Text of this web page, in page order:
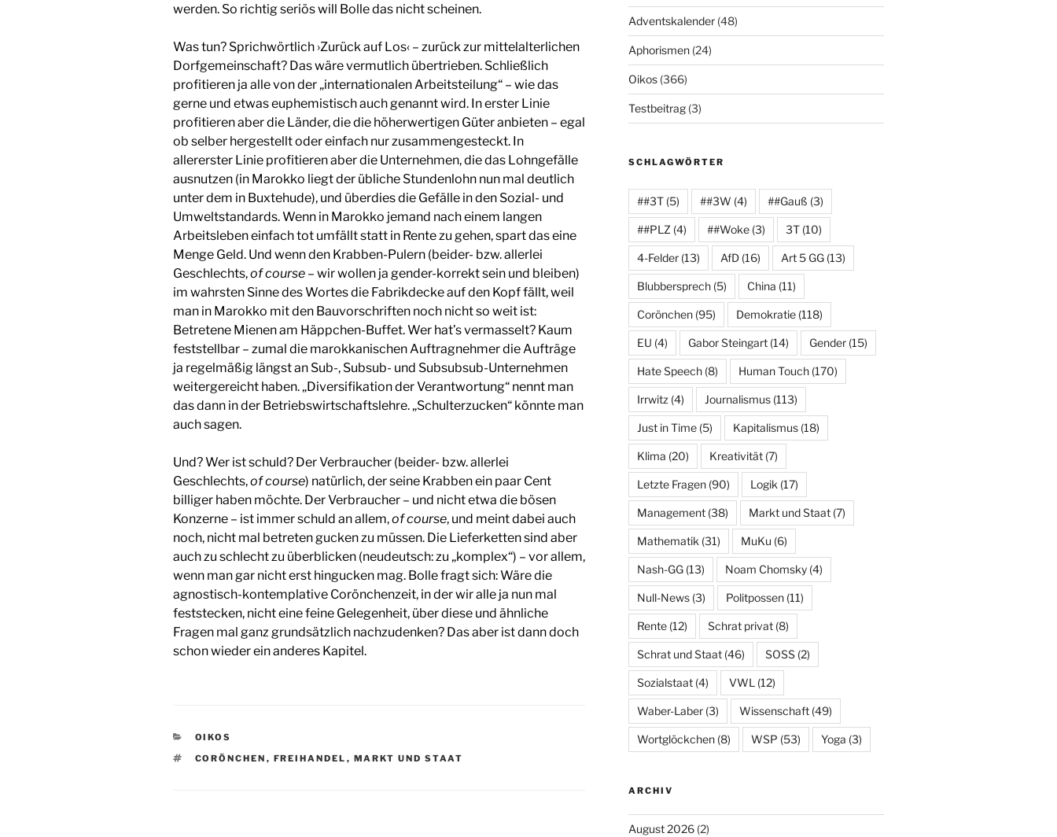
werden. So richtig seriös will Bolle das nicht scheinen.
Was tun? Sprichwörtlich ›Zurück auf Los‹ – zurück zur mittelalterlichen
Dorfgemeinschaft? Das wäre vermutlich übertrieben. Schließlich
profitieren ja alle von der „internationalen Arbeitsteilung“ – wie das
gerne und etwas euphemistisch auch genannt wird. In erster Linie
profitieren aber die Länder, die die höherwertigen Güter anbieten – egal
ob selber hergestellt oder einfach nur zusammengesteckt. In
allererster Linie profitieren aber die Unternehmen, die das Lohngefälle
ausnutzen (in Marokko liegt der übliche Stundenlohn nun mal deutlich
unter dem in Buxtehude), und überdies die Gefälle in den Sozial- und
Umweltstandards. Wenn in Marokko jemand nach einem langen
Arbeitsleben einfach tot umfällt statt in Rente zu gehen, spart das eine
Menge Geld. Und wenn den Krabben-Pulern (beider- bzw. allerlei
Geschlechts,of course – wir wollen ja gender-korrekt sein und bleiben)
im wahrsten Sinne des Wortes die Fabrikdecke auf den Kopf fällt, weil
man in Marokko mit den Bauvorschriften noch nicht so weit ist:
Betretene Mienen am Häppchen-Buffet. Wer hat’s vermasselt? Kaum
feststellbar – zumal die marokkanischen Auftragnehmer die Aufträge
ja regelmäßig längst an Sub-, Subsub- und Subsubsub-Unternehmen
weitergereicht haben. „Diversifikation der Verantwortung“ nennt man
das dann in der Betriebswirtschaftslehre. „Schulterzucken“ könnte man
auch sagen.
Und? Wer ist schuld? Der Verbraucher (beider- bzw. allerlei
Geschlechts,of course) natürlich, der seine Krabben ein paar Cent
billiger haben möchte. Der Verbraucher – und nicht etwa die bösen
Konzerne – ist immer schuld an allem,of course, und meint dabei auch
noch, nicht mal betreten gucken zu müssen. Die Lieferketten sind aber
auch zu schlecht zu überblicken (neudeutsch: zu „komplex“) – vor allem,
wenn man gar nicht erst hingucken mag. Bolle fragt sich: Wäre die
agnostisch-kontemplative Corönchenzeit, in der wir alle ja nun mal
feststecken, nicht eine feine Gelegenheit, über diese und ähnliche
Fragen mal ganz grundsätzlich nachzudenken? Das aber ist dann doch
schon wieder ein anderes Kapitel.
KATEGORIEN
OIKOS
SCHLAGWÖRTER
CORÖNCHEN , FREIHANDEL , MARKT UND STAAT
Adventskalender(48)
Aphorismen(24)
Oikos(366)
Testbeitrag(3)
SCHLAGWÖRTER
##3T(5) ##3W (4) ##Gauß (3)
##PLZ (4) ##Woke(3) 3T(10)
4-Felder(13) AfD(16) Art 5 GG(13)
Blubbersprech(5) China (11)
Corönchen(95) Demokratie(118)
EU (4) Gabor Steingart(14) Gender(15)
Hate Speech(8) Human Touch(170)
Irrwitz (4) Journalismus(113)
Just in Time(5) Kapitalismus(18)
Klima (20) Kreativität(7)
Letzte Fragen(90) Logik (17)
Management(38) Markt und Staat(7)
Mathematik (31) MuKu (6)
Nash-GG(13) Noam Chomsky(4)
Null-News(3) Politpossen(11)
Rente(12) Schrat privat(8)
Schrat und Staat(46) SOSS(2)
Sozialstaat(4) VWL (12)
Waber-Laber(3) Wissenschaft(49)
Wortglöckchen(8) WSP (53) Yoga (3)
ARCHIV
August 2026(2)